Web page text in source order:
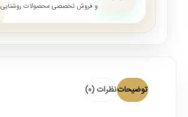
و فروش تخصصی محصولات روشنایی
توضیحاتنظرات (0)